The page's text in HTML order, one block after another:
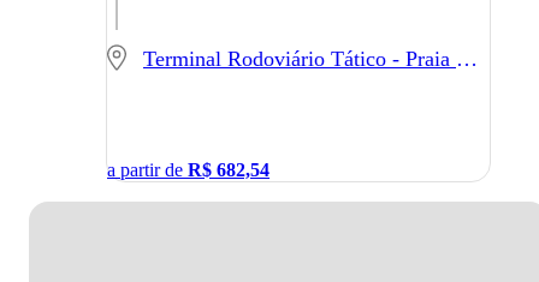
Terminal Rodoviário Tático - Praia Grande - SP
a partir de R$ 682,54